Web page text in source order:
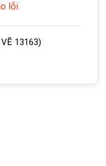
lỗi
13163)